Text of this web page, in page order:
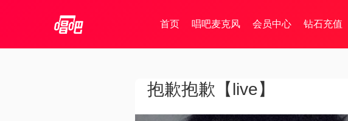
首页 唱吧麦克风 会员中心 钻石充值
抱歉抱歉【live】